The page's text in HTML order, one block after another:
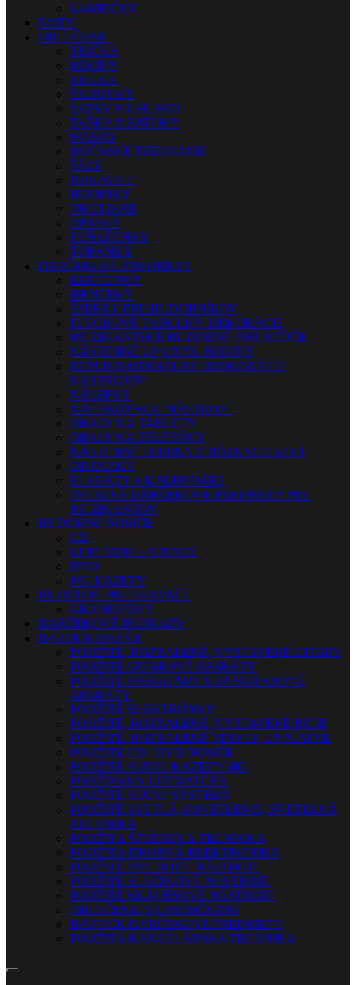
LAMPIČKY
NOTY
OBLEČENIE
TRIČKÁ
MIKINY
TIELKA
ŠILTOVKY
ŠATKY NA HLAVU
TAŠKY A BATOHY
MASKY
DOČASNÉ TETOVANIE
ŠÁLY
RUKAVICE
HODINKY
OKULIARE
OPASKY
PEŇAŽENKY
TOPÁNKY
DARČEKOVÉ PREDMETY
KĽÚČENKY
HRNČEKY
ŠPERKY PRE HUDOBNÍKOV
PLECHOVÉ TABUĽKY, DEKORÁCIE
MUZIKANTSKÉ HUDOBNÉ USB KĽÚČE
NÁSTENNÉ LP VINYL HODINY
REPLIKY-MINIATÚRY HUDOBNÝCH
NÁSTROJOV
NÁLEPKY
NAFUKOVACIE NÁSTROJE
OBALY NA TABLETY
OBALY NA TELEFÓNY
NÁSTENNÉ HODINY Z RÔZNYCH VECÍ
ODZNAKY
PLAGÁTY A KALENDÁRE
OSTATNÉ DARČEKOVÉ PREDMETY PRE
MUZIKANTOV
HUDOBNÉ NOSIČE
CD
LP PLATNE – VINYLY
DVD
MG KAZETY
HUDOBNÉ PREHRÁVAČE
GRAMOFÓNY
DARČEKOVÉ POUKAZY
B-STOCK/BAZÁR
POUŽITÉ, ROZBALENÉ, VYSTAVENÉ GITARY
POUŽITÉ GITAROVÉ APARÁTY
POUŽITÉ BASGITARY A BASGITAROVÉ
APARÁTY
POUŽITÉ ELEKTRÓNKY
POUŽITÉ, ROZBALENÉ, VYSTAVENÉ BICIE
POUŽITÉ, ROZBALENÉ VINYLY, LP PLATNE
POUŽITÉ CD / DVD NOSIČE
POUŽITÉ AUDIO KAZETY MG
POUŽÍVANÁ LITERATÚRA
POUŽITÉ AUDIO SYSTÉMY
POUŽITÉ SVETLÁ, OSVETLENIE, SVETELNÁ
TECHNIKA
POUŽITÁ ŠTÚDIOVÁ TECHNIKA
POUŽITÁ DROBNÁ ELEKTRONIKA
POUŽITÉ DYCHOVÉ NÁSTROJE
POUŽITÉ SLÁČIKOVÉ NÁSTROJE
POUŽITÉ KLÁVESOVÉ NÁSTROJE
OBLEČENIE S CHYBIČKAMI
B-STOCK DARČEKOVÉ PREDMETY
POUŽITÁ KANCELÁRSKA TECHNIKA